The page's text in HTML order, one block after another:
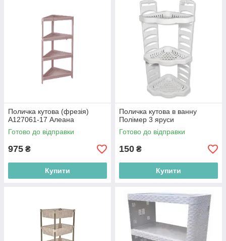
Поличка кутова (фрезія)
А127061-17 Алеана
Готово до відправки
975 ₴
Купити
Поличка кутова в ванну
Полімер 3 яруси
Готово до відправки
150 ₴
Купити